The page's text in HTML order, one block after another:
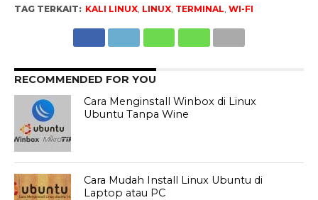
TAG TERKAIT: KALI LINUX, LINUX, TERMINAL, WI-FI
RECOMMENDED FOR YOU
Cаrа Mеngіnѕtаll Winbox dі Linux
Ubuntu Tаnра Wіnе
Cara Mudah Install Linux Ubuntu di
Laptop atau PC